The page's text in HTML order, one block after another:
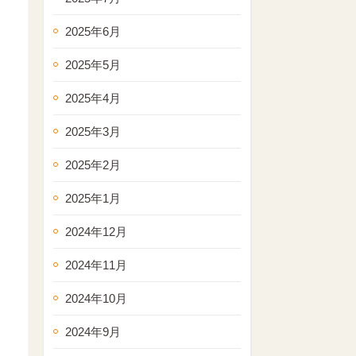
2025年6月
2025年5月
2025年4月
2025年3月
2025年2月
2025年1月
2024年12月
2024年11月
2024年10月
2024年9月